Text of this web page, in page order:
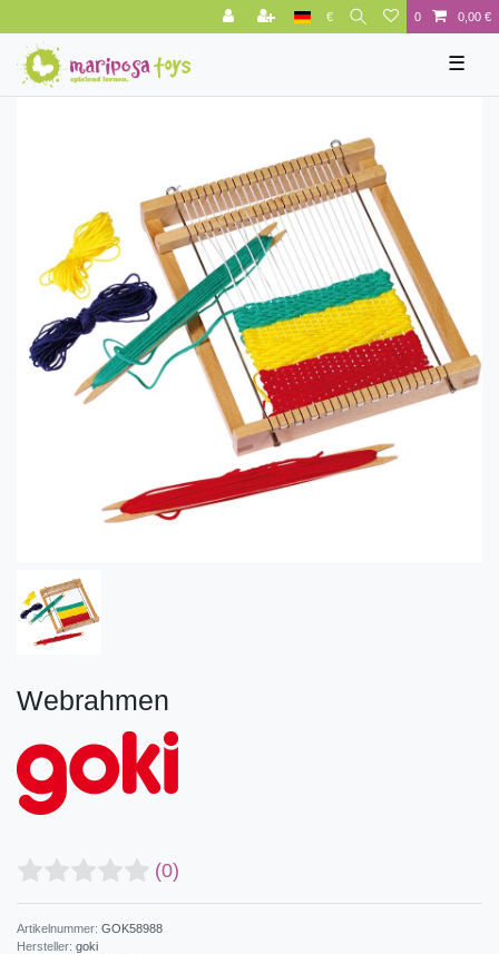
€ 0 0,00 €
☰
Webrahmen
(0)
Artikelnummer: GOK58988
Hersteller: goki